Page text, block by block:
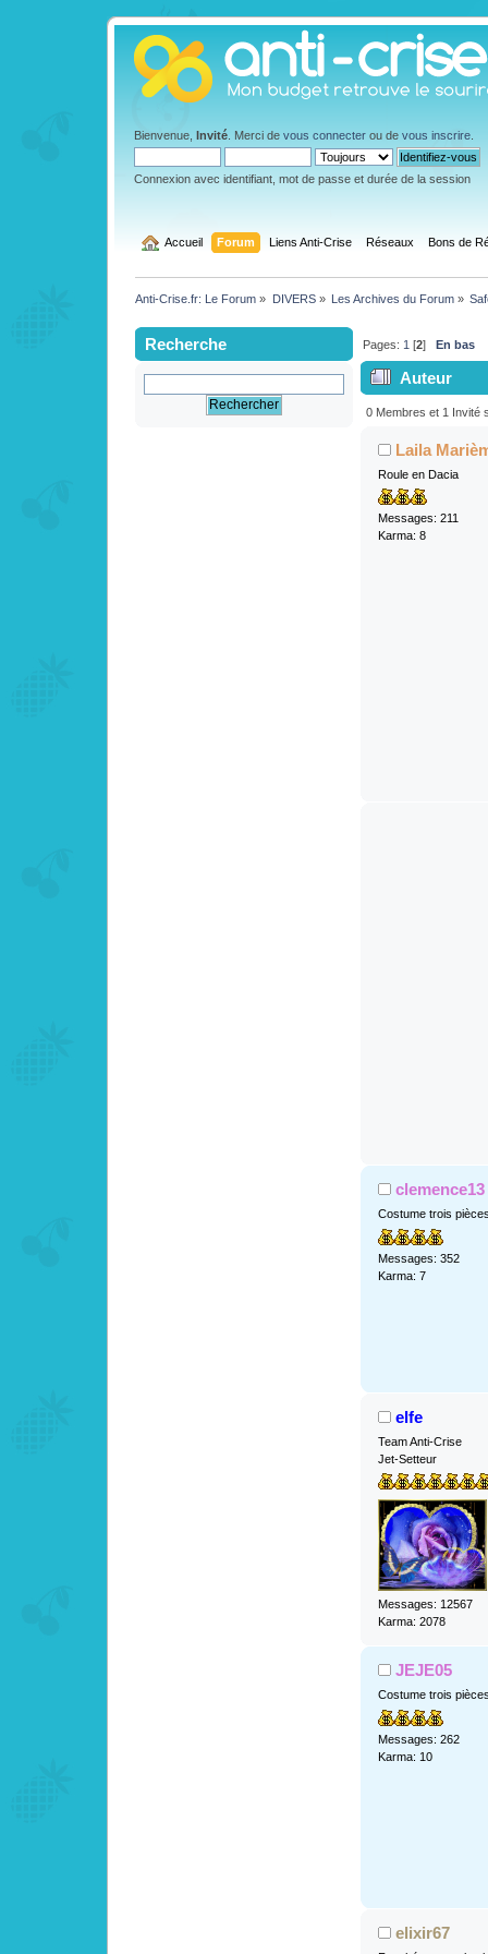
Bienvenue, Invité . Merci de vous connecter ou de vous inscrire
Connexion avec identifiant, mot de passe et durée de la session
Accueil Forum Liens Anti-Crise Réseaux Bons de
Anti-Crise.fr: Le Forum » DIVERS» Les Archives du Forum»
Recherche Pages: 1 [2]En bas
Auteur
Essential
0 Membres et 1 Invité
Laila
Roule en Dacia
Messages: 211
Karma: 8
clemence13
Costume trois
Messages: 352
Karma: 7
elfe
Team Anti-Crise
Jet-Setteur
Messages: 12567
Karma: 2078
JEJE05
Costume trois
Messages: 262
Karma: 10
elixir67